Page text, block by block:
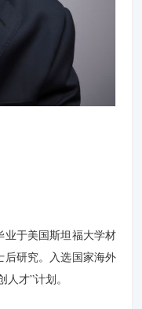
业于美国斯坦福大学材
后研究。入选国家海外
才”计划。